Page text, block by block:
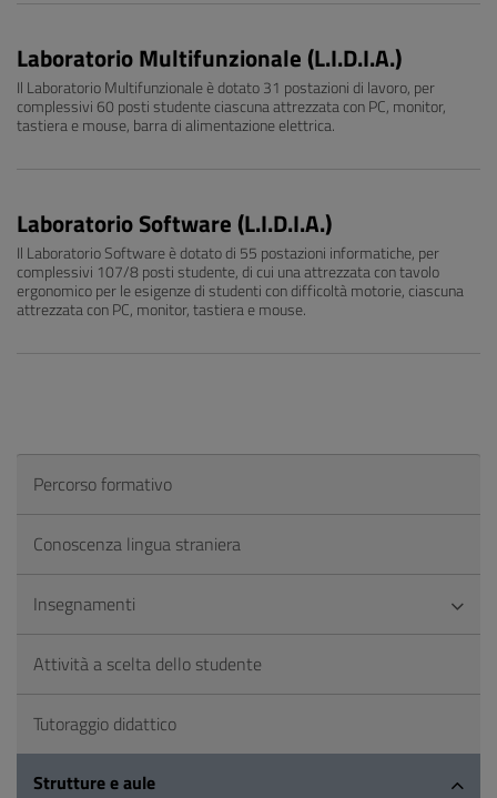
Laboratorio Multifunzionale (L.I.D.I.A.)
Il Laboratorio Multifunzionale è dotato 31 postazioni di lavoro, per
complessivi 60 posti studente ciascuna attrezzata con PC, monitor,
tastiera e mouse, barra di alimentazione elettrica.
Laboratorio Software (L.I.D.I.A.)
Il Laboratorio Software è dotato di 55 postazioni informatiche, per
complessivi 107/8 posti studente, di cui una attrezzata con tavolo
ergonomico per le esigenze di studenti con difficoltà motorie, ciascuna
attrezzata con PC, monitor, tastiera e mouse.
Percorso formativo
Conoscenza lingua straniera
Insegnamenti
Attività a scelta dello studente
Tutoraggio didattico
Strutture e aule